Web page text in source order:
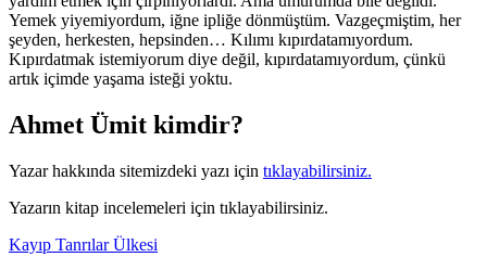
Yemek yiyemiyordum, iğne ipliğe dönmüştüm. Vazgeçmiştim, her
şeyden, herkesten, hepsinden… Kılımı kıpırdatamıyordum.
Kıpırdatmak istemiyorum diye değil, kıpırdatamıyordum, çünkü
artık içimde yaşama isteği yoktu.
Ahmet Ümit kimdir?
Yazar hakkında sitemizdeki yazı için tıklayabilirsiniz.
Yazarın kitap incelemeleri için tıklayabilirsiniz.
Kayıp Tanrılar Ülkesi